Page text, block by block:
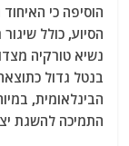
הוסיפה כי
הסיוע, כולל
נשיא טורקיה
בנטל גדול
הבינלאומית,
התמיכה להשגת